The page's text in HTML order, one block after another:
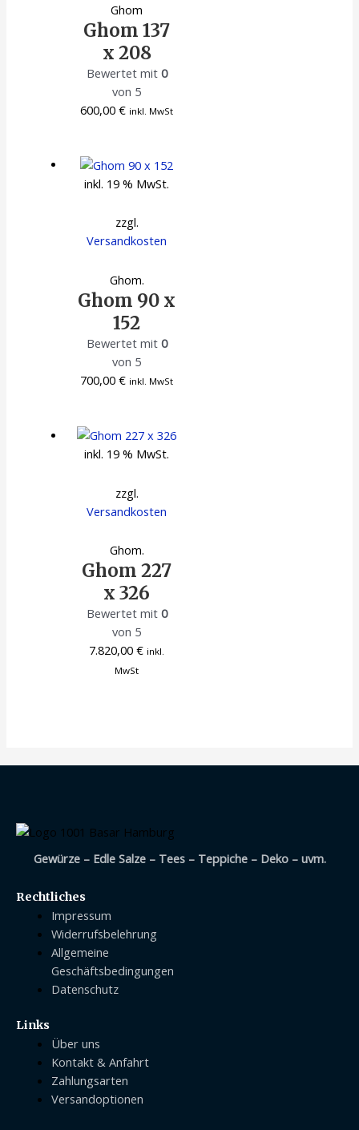
Ghom
Ghom 137
x 208
Bewertet mit 0
von 5
600,00€ inkl. MwSt
inkl. 19 % MwSt.
zzgl.
Versandkosten
Ghom.
Ghom 90 x
152
Bewertet mit 0
von 5
700,00€ inkl. MwSt
inkl. 19 % MwSt.
zzgl.
Versandkosten
Ghom.
Ghom 227
x 326
Bewertet mit 0
von 5
7.820,00€ inkl.
MwSt
Gewürze – Edle Salze – Tees – Teppiche – Deko – uvm.
Rechtliches
Impressum
Widerrufsbelehrung
Allgemeine
Geschäftsbedingungen
Datenschutz
Links
Über uns
Kontakt & Anfahrt
Zahlungsarten
Versandoptionen